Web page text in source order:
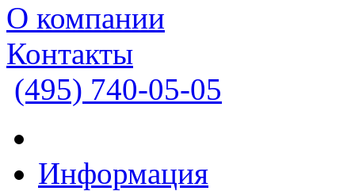
О компании
Контакты
(495) 740-05-05
Информация